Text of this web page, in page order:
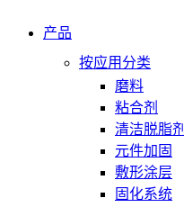
产品
按应用分类
磨料
粘合剂
清洁脱脂剂
元件加固
敷形涂层
固化系统